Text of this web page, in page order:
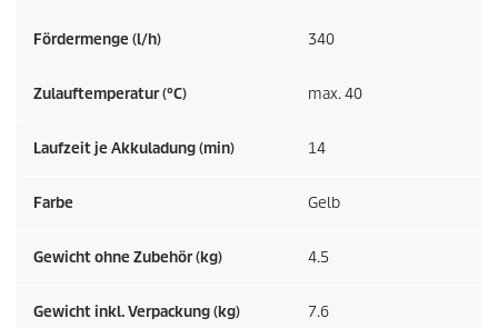
Fördermenge (l/h) 340
Zulauftemperatur (°C) max. 40
Laufzeit je Akkuladung (min) 14
Farbe Gelb
Gewicht ohne Zubehör (kg) 4.5
Gewicht inkl. Verpackung (kg) 7.6